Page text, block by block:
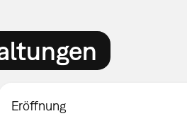
Eröffnung